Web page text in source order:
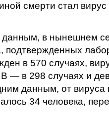
смерти стал
данным, в нынешнем
подтвержденных
в 570 случаях,
— в 298 случаях и
данным, от
34 человека,